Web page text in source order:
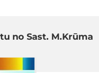
no Sast. M.Krūma